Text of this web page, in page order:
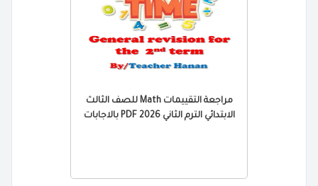
مراجعة التقييمات Math للصف الثالث
الابتدائي الترم الثاني 2026 PDF بالاجابات